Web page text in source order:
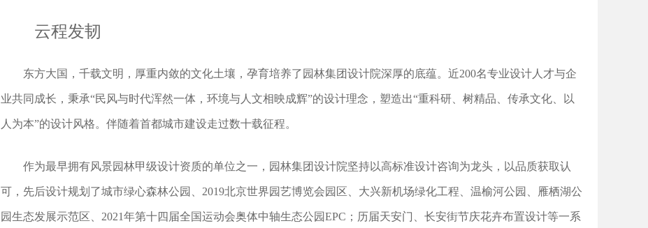
云程发韧
东方大国，千载文明，厚重内敛的文化土壤，孕育培养了园林集团设计院深厚的底蕴。近200名专业设计人才与企
业共同成长，秉承“民风与时代浑然一体，环境与人文相映成辉”的设计理念，塑造出“重科研、树精品、传承文化、以
人为本”的设计风格。伴随着首都城市建设走过数十载征程。
作为最早拥有风景园林甲级设计资质的单位之一，园林集团设计院坚持以高标准设计咨询为龙头，以品质获取认
可，先后设计规划了城市绿心森林公园、2019北京世界园艺博览会园区、大兴新机场绿化工程、温榆河公园、雁栖湖公
园生态发展示范区、2021年第十四届全国运动会奥体中轴生态公园EPC；历届天安门、长安街节庆花卉布置设计等一系